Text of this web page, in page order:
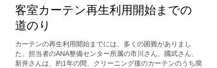
客室カーテン再生利用開始までの
道のり
カーテンの再生利用開始までには、多くの困難がありまし
た。担当者のANA整備センター所属の市川さん、國武さん、
新井さんは、約1年の間、クリーニング後のカーテンのうち廃